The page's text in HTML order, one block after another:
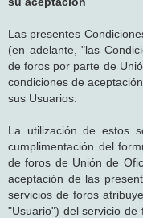
Las presentes
(en adelante, "las
de foros por parte de
condiciones de
sus Usuarios.
La utilización de estos
cumplimentación del
de foros de Unión de
aceptación de las
servicios de foros
"Usuario") del servicio de